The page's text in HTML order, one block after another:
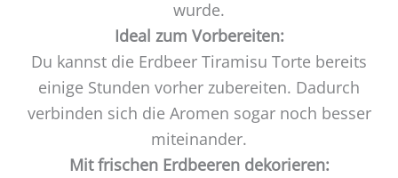
wurde.
Ideal zum Vorbereiten:
Du kannst die Erdbeer Tiramisu Torte bereits
einige Stunden vorher zubereiten. Dadurch
verbinden sich die Aromen sogar noch besser
miteinander.
Mit frischen Erdbeeren dekorieren: